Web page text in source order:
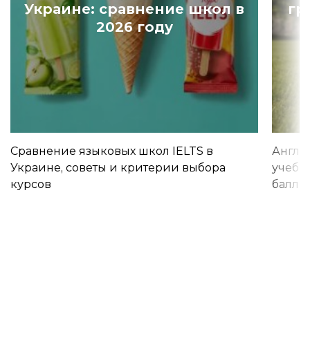
Украине: сравнение школ в
2026 году
Сравнение языковых школ IELTS в
Украине, советы и критерии выбора
курсов
учебы
баллы